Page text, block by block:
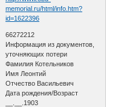
memorial.ru/html/info.htm?
id=1622396
66272212
Информация из документов,
уточняющих потери
Фамилия Котельников
Имя Леонтий
Отчество Васильевич
Дата рождения/Возраст
__.__.1903